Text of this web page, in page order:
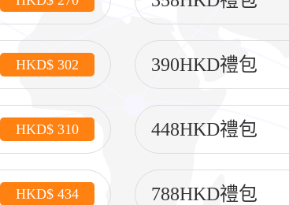
HKD$ 302 390HKD禮包
HKD$ 310 448HKD禮包
HKD$ 434 788HKD禮包